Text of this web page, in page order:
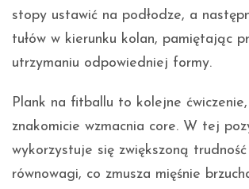
stopy ustawić na podłodze, a
tułów w kierunku kolan, pamiętając
utrzymaniu odpowiedniej formy.
Plank na fitballu to kolejne
znakomicie wzmacnia core. W tej
wykorzystuje się zwiększoną
równowagi, co zmusza mięśnie